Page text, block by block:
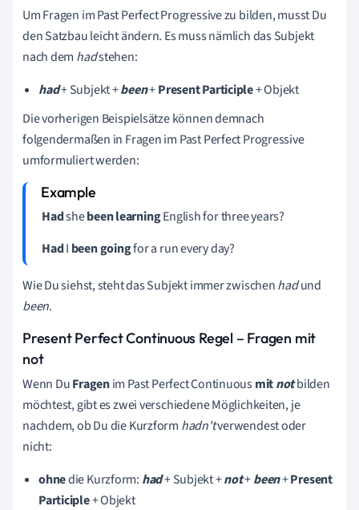
Um Fragen im Past Perfect Progressive zu bilden, musst Du
den Satzbau leicht ändern. Es muss nämlich das Subjekt
nach dem hadstehen:
had+ Subjekt +been+Present Participle+ Objekt
Die vorherigen Beispielsätze können demnach
folgendermaßen in Fragen im Past Perfect Progressive
umformuliert werden:
Hadshebeen learningEnglish for three years?
HadI been goingfor a run every day?
Wie Du siehst, steht das Subjekt immer zwischenhadund
been.
Present Perfect Continuous Regel – Fragen mit
not
Wenn DuFragenim Past Perfect Continuousmitnotbilden
möchtest, gibt es zwei verschiedene Möglichkeiten, je
nachdem, ob Du die Kurzform hadn'tverwendest oder
nicht:
ohnedie Kurzform: had+ Subjekt +not+been+Present
Participle+ Objekt